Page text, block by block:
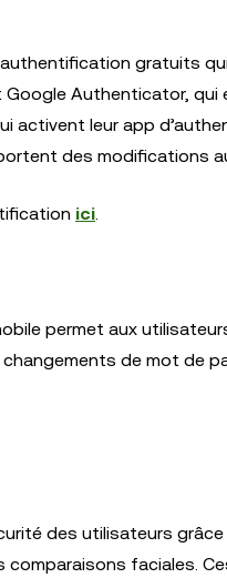
gratuits
Google Authenticator,
activent leur app
des modifications
ici.
permet aux
de mot de
des utilisateurs
faciales.